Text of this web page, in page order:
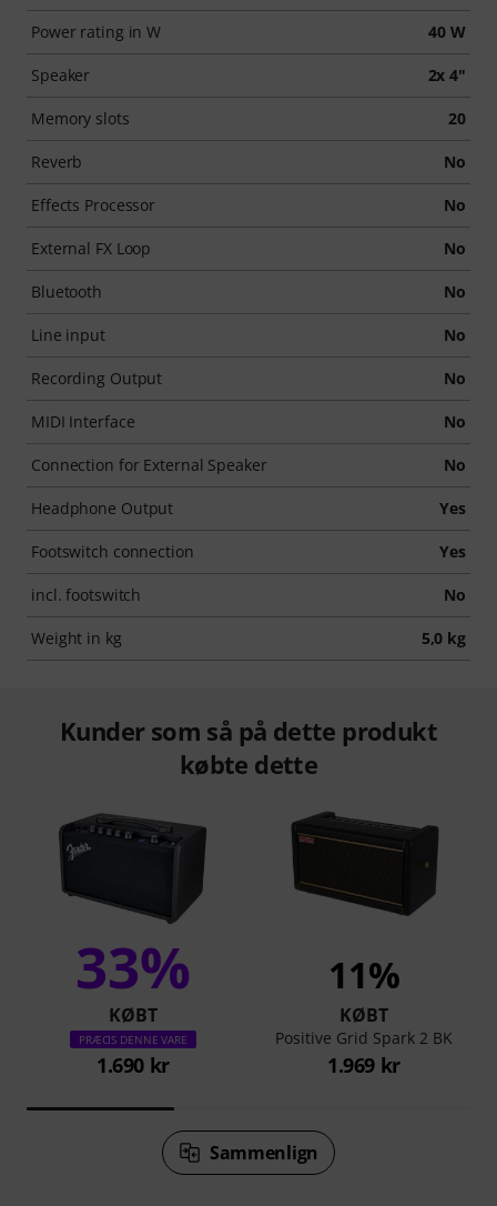
Power rating in W 40 W
Speaker 2x 4"
Memory slots 20
Reverb No
Effects Processor No
External FX Loop No
Bluetooth No
Line input No
Recording Output No
MIDI Interface No
Connection for External Speaker No
Headphone Output Yes
Footswitch connection Yes
incl. footswitch No
Weight in kg 5,0 kg
Kunder som så på dette produkt
købte dette
33%
KØBT
PRÆCIS DENNE VARE
1.690 kr
11%
KØBT
Positive Grid Spark 2 BK
1.969 kr
Sammenlign